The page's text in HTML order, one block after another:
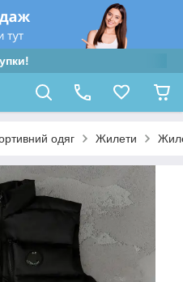
одяг Жилети